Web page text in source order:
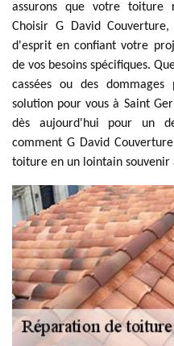
assurons que votre toiture
Choisir G David
d'esprit en confiant votre
de vos besoins spécifiques.
cassées ou des
solution pour vous à Saint
dès aujourd'hui pour un
comment G David
toiture en un lointain souvenir